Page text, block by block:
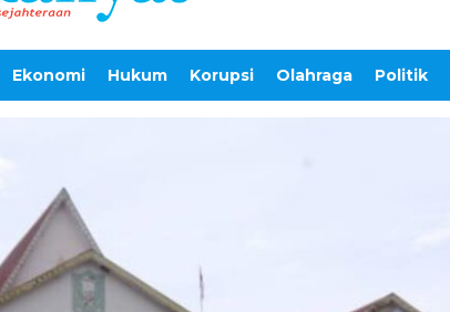
Ekonomi Hukum Korupsi Olahraga Politik